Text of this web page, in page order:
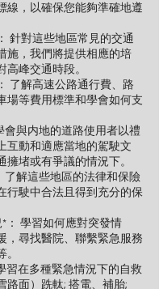
線，以確保您能夠準確地遵
針對這些地區常見的交通
施，我們將提供相應的培
高峰交通時段。
了解高速公路通行費、路
場等費用標準和學會如何支
會與内地的道路使用者以禮
互動和適應當地的駕駛文
擁堵或有爭議的情況下。
了解這些地區的法律和保險
行駛中合法且得到充分的保
： 學習如何應對突發情
，尋找醫院、聯繫緊急服務
。
習在多種緊急情況下的自救
路面）跣軚; 搭電、補胎;